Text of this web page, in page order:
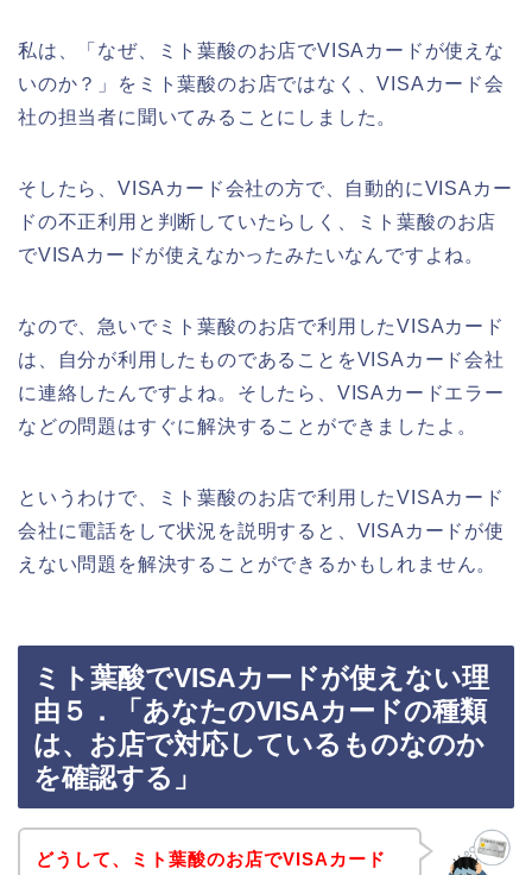
私は、「なぜ、ミト葉酸のお店でVISAカードが使えな
いのか？」をミト葉酸のお店ではなく、VISAカード会
社の担当者に聞いてみることにしました。
そしたら、VISAカード会社の方で、自動的にVISAカー
ドの不正利用と判断していたらしく、ミト葉酸のお店
でVISAカードが使えなかったみたいなんですよね。
なので、急いでミト葉酸のお店で利用したVISAカード
は、自分が利用したものであることをVISAカード会社
に連絡したんですよね。そしたら、VISAカードエラー
などの問題はすぐに解決することができましたよ。
というわけで、ミト葉酸のお店で利用したVISAカード
会社に電話をして状況を説明すると、VISAカードが使
えない問題を解決することができるかもしれません。
ミト葉酸でVISAカードが使えない理
由５．「あなたのVISAカードの種類
は、お店で対応しているものなのか
を確認する」
どうして、ミト葉酸のお店でVISAカード